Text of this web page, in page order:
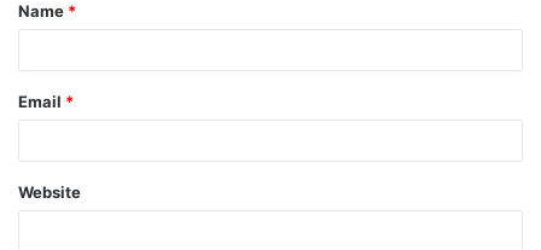
*
Name *
Email *
Website